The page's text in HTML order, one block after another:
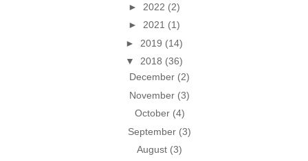
► 2022 (2)
► 2021 (1)
► 2019 (14)
▼ 2018 (36)
December (2)
November (3)
October (4)
September (3)
August (3)